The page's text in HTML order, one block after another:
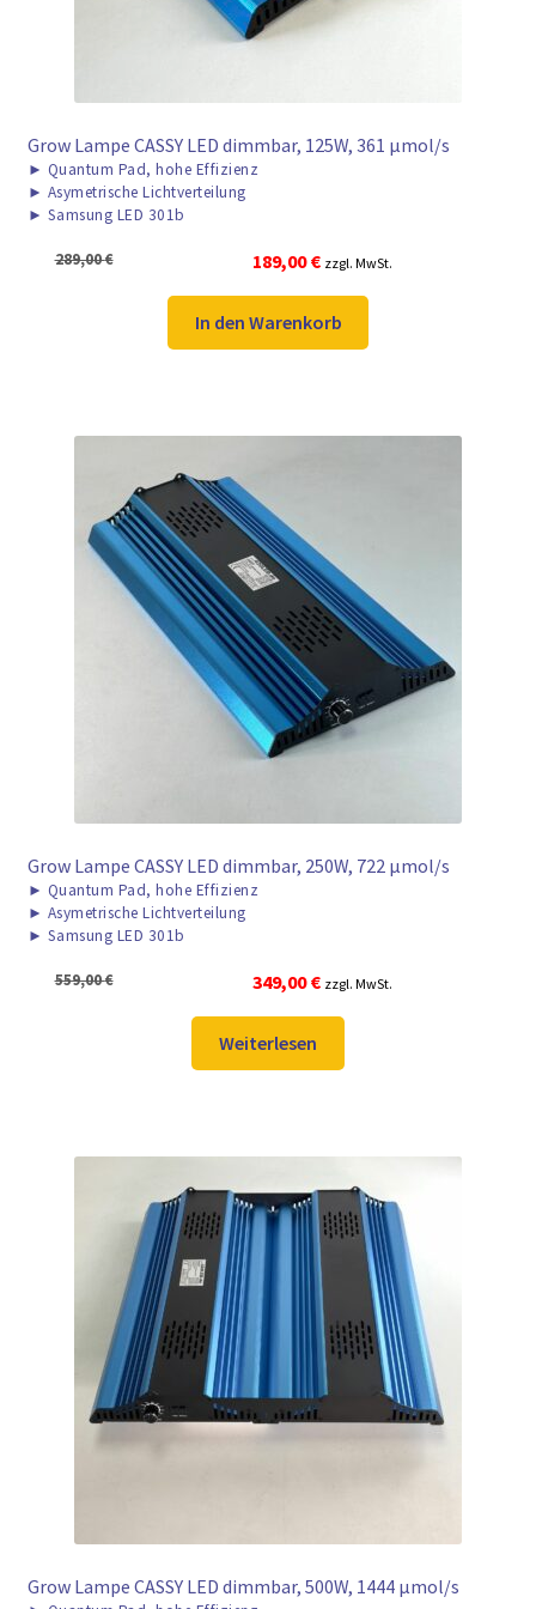
Grow Lampe CASSY LED dimmbar, 125W, 361 μmol/s
► Quantum Pad, hohe Effizienz
► Asymetrische Lichtverteilung
► Samsung LED 301b
289,00€
Ursprünglicher
Preis
war:
289,00 €
189,00€Aktueller
Preis
ist:
189,00 €.
zzgl. MwSt.
In den Warenkorb
Grow Lampe CASSY LED dimmbar, 250W, 722 μmol/s
► Quantum Pad, hohe Effizienz
► Asymetrische Lichtverteilung
► Samsung LED 301b
559,00€
Ursprünglicher
Preis
war:
559,00 €
349,00€Aktueller
Preis
349,00 €.
zzgl. MwSt.
Weiterlesen
Grow Lampe CASSY LED dimmbar, 500W, 1444 μmol/s